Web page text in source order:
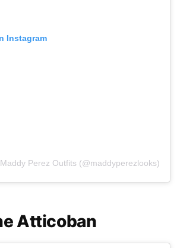
Instagram
Perez Outfits (@maddyperezlooks)
Atticoban